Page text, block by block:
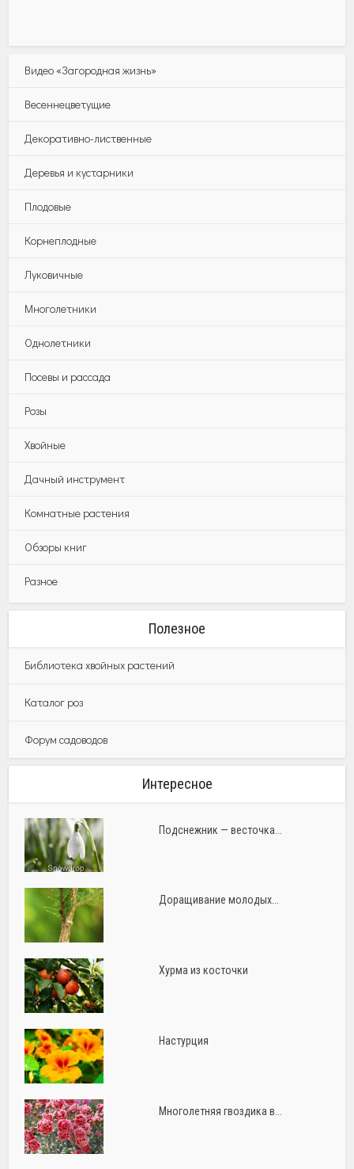
Видео «Загородная жизнь»
Весеннецветущие
Декоративно-лиственные
Деревья и кустарники
Плодовые
Корнеплодные
Луковичные
Многолетники
Однолетники
Посевы и рассада
Розы
Хвойные
Дачный инструмент
Комнатные растения
Обзоры книг
Разное
Полезное
Библиотека хвойных растений
Каталог роз
Форум садоводов
Интересное
Подснежник — весточка...
Доращивание молодых...
Хурма из косточки
Настурция
Многолетняя гвоздика в...